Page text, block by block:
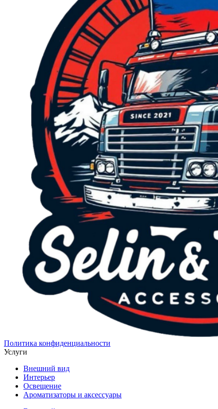
Политика конфиденциальности
Услуги
Внешний вид
Интерьер
Освещение
Ароматизаторы и аксессуары